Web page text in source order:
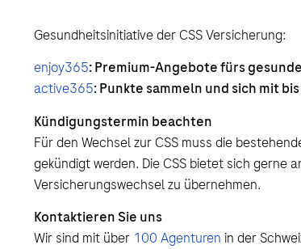
Gesundheitsinitiative der CSS Versicherung:
enjoy365: Premium-Angebote fürs
active365: Punkte sammeln und sich mit
Kündigungstermin beachten
Für den Wechsel zur CSS muss die
gekündigt werden. Die CSS bietet sich gerne
Versicherungswechsel zu übernehmen.
Kontaktieren Sie uns
Wir sind mit über 100 Agenturen in der